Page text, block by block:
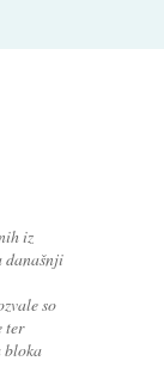
iz
današnji
so
ter
bloka